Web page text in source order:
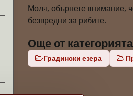
Моля, обърнете внимание,
безвредни за рибите.
Още от категорията
Градински езера